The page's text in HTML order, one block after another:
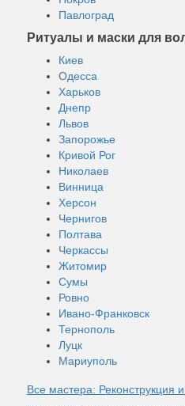
Павлоград
Ритуалы и маски для
Киев
Одесса
Харьков
Днепр
Львов
Запорожье
Кривой Рог
Николаев
Винница
Херсон
Чернигов
Полтава
Черкассы
Житомир
Сумы
Ровно
Ивано-Франковск
Тернополь
Луцк
Мариуполь
Все мастера: Реконструкция